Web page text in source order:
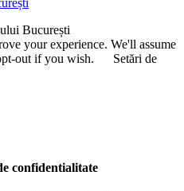
București
your experience. We'll assume
out if you wish.
Setări de
confidentialitate